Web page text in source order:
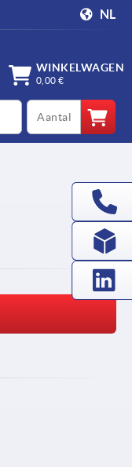
NL
WINKELWAGEN
0,00 €
qty